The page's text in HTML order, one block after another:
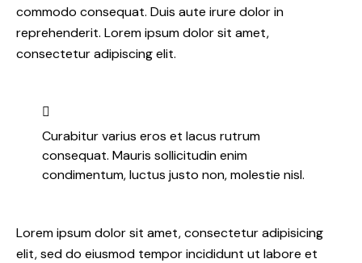
commodo consequat. Duis aute irure dolor in
reprehenderit. Lorem ipsum dolor sit amet,
consectetur adipiscing elit.
Curabitur varius eros et lacus rutrum
consequat. Mauris sollicitudin enim
condimentum, luctus justo non, molestie nisl.
Lorem ipsum dolor sit amet, consectetur adipisicing
elit, sed do eiusmod tempor incididunt ut labore et